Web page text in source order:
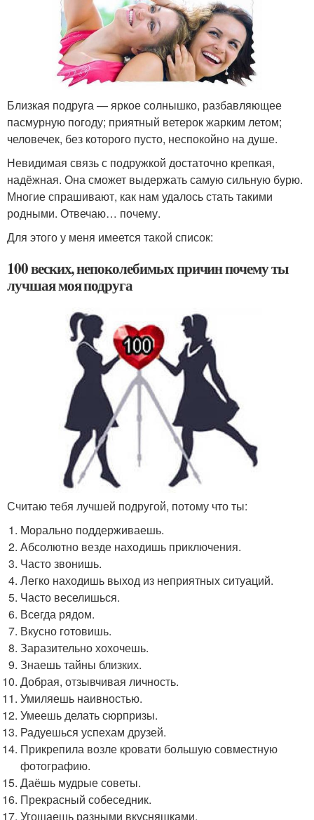
Близкая подруга — яркое солнышко, разбавляющее
пасмурную погоду; приятный ветерок жарким летом;
человечек, без которого пусто, неспокойно на душе.
Невидимая связь с подружкой достаточно крепкая,
надёжная. Она сможет выдержать самую сильную бурю.
Многие спрашивают, как нам удалось стать такими
родными. Отвечаю… почему.
Для этого у меня имеется такой список:
100 веских, непоколебимых причин почему ты
лучшая моя подруга
Считаю тебя лучшей подругой, потому что ты:
Морально поддерживаешь.
Абсолютно везде находишь приключения.
Часто звонишь.
Легко находишь выход из неприятных ситуаций.
Часто веселишься.
Всегда рядом.
Вкусно готовишь.
Заразительно хохочешь.
Знаешь тайны близких.
Добрая, отзывчивая личность.
Умиляешь наивностью.
Умеешь делать сюрпризы.
Радуешься успехам друзей.
Прикрепила возле кровати большую совместную
фотографию.
Даёшь мудрые советы.
Прекрасный собеседник.
Угощаешь разными вкусняшками.